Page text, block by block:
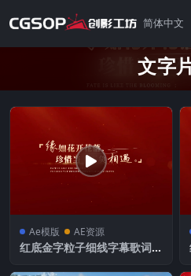
文字
Ae模版 AE资源
红底金字粒子细线字幕歌词文